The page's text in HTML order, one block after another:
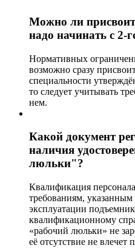
Можно ли
надо начинать с 2-
Нормативных
возможно сразу
специальности
то следует учитывать
нем.
Какой документ
наличия
люльки"?
Квалификация
требованиям, указанным
эксплуатации
квалификационному
«рабочий люльки» не
её отсутствие не влечет